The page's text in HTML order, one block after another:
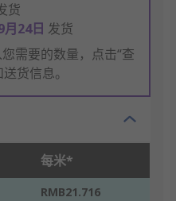
货
24日 发货
需要的数量，点击“查
货信息。
每米*
RMB21.716